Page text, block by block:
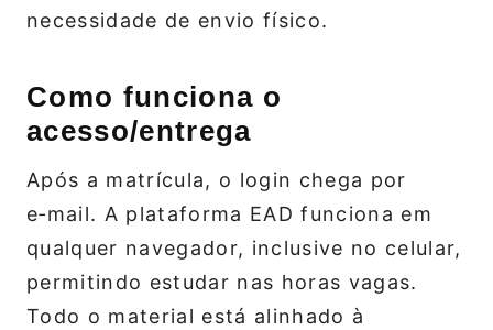
necessidade de envio físico.
Como funciona o
acesso/entrega
Após a matrícula, o login chega por
e‑mail. A plataforma EAD funciona em
qualquer navegador, inclusive no celular,
permitindo estudar nas horas vagas.
Todo o material está alinhado à